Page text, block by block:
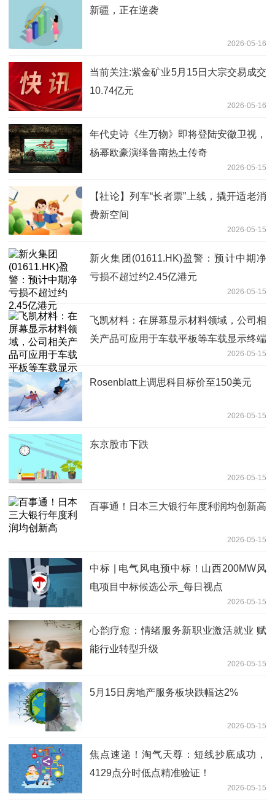
新疆，正在逆袭
2026-05-16
当前关注:紫金矿业5月15日大宗交易成交
10.74亿元
2026-05-16
年代史诗《生万物》即将登陆安徽卫视，
杨幂欧豪演绎鲁南热土传奇
2026-05-15
【社论】列车“长者票”上线，撬开适老消
费新空间
2026-05-15
新火集团(01611.HK)盈警：预计中期净
亏损不超过约2.45亿港元
2026-05-15
飞凯材料：在屏幕显示材料领域，公司相
关产品可应用于车载平板等车载显示终端
2026-05-15
Rosenblatt上调思科目标价至150美元
2026-05-15
东京股市下跌
2026-05-15
百事通！日本三大银行年度利润均创新高
2026-05-15
中标 | 电气风电预中标！山西200MW风
电项目中标候选公示_每日视点
2026-05-15
心韵疗愈：情绪服务新职业激活就业 赋
能行业转型升级
2026-05-15
5月15日房地产服务板块跌幅达2%
2026-05-15
焦点速递！淘气天尊：短线抄底成功，
4129点分时低点精准验证！
2026-05-15